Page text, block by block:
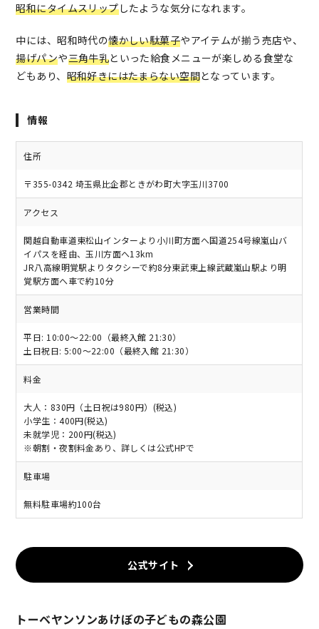
昭和にタイムスリップしたような気分になれます。
中には、昭和時代の懐かしい駄菓子やアイテムが揃う売店や、
揚げパンや三角牛乳といった給食メニューが楽しめる食堂な
どもあり、 昭和好きにはたまらない空間となっています。
情報
住所
〒355-0342 埼玉県比企郡ときがわ町大字玉川3700
アクセス
関越自動車道東松山インターより小川町方面へ国道254号線嵐山バ
イパスを経由、玉川方面へ13km
JR八高線明覚駅よりタクシーで約8分東武東上線武蔵嵐山駅より明
覚駅方面へ車で約10分
営業時間
平日: 10:00～22:00（最終入館 21:30）
土日祝日: 5:00～22:00（最終入館 21:30）
料金
大人：830円（土日祝は980円）(税込)
小学生：400円(税込)
未就学児：200円(税込)
※朝割・夜割料金あり、詳しくは公式HPで
駐車場
無料駐車場約100台
公式サイト
トーベヤンソンあけぼの子どもの森公園